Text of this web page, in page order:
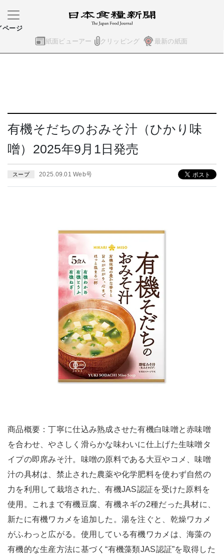
紙面ビューアー クリッピング 最新の紙面
ページ
有機そだちのおみそ汁（ひかり味
噌）2025年9月1日発売
スープ 2025.09.01 Web号
商品概要：丁寧に仕込み熟成させた有機白味噌と赤味噌
を合わせ、やさしく滑らかな味わいに仕上げた生味噌タ
イプの即席みそ汁。味噌の原料である大豆やコメ、味噌
汁の具材は、禁止された農薬や化学肥料を使わず自然の
力を利用して栽培された、有機JAS認証を受けた原料を
使用。これまで有機豆腐、有機ネギの2種だった具材に、
新たに有機ワカメを追加した。湯を注ぐと、乾燥ワカメ
がふわっと広がる。使用している有機ワカメは、海藻の
有機的な生産方法に基づく“有機藻類JAS認証”を取得した